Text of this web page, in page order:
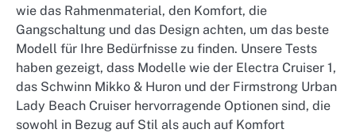
wie das Rahmenmaterial, den Komfort, die
Gangschaltung und das Design achten, um das beste
Modell für Ihre Bedürfnisse zu finden. Unsere Tests
haben gezeigt, dass Modelle wie der Electra Cruiser 1,
das Schwinn Mikko & Huron und der Firmstrong Urban
Lady Beach Cruiser hervorragende Optionen sind, die
sowohl in Bezug auf Stil als auch auf Komfort